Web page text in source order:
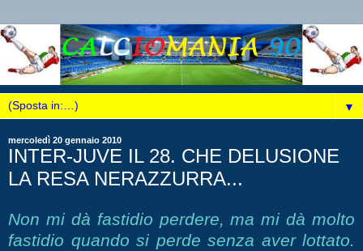
▼
mercoledì 20 gennaio 2010
INTER-JUVE IL 28. CHE DELUSIONE
LA RESA NERAZZURRA...
Non mi dà fastidio perdere, ma mi dà molto
fastidio quando si perde senza aver lottato.